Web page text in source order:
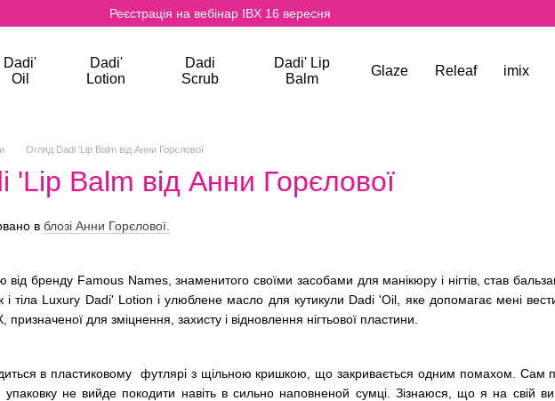
Реєстрація на вебінар IBX 16 вересня
Dadi'
Oil
Dadi'
Lotion
Dadi
Scrub
Dadi' Lip
Balm
Glaze Releaf imix
Огляд Dadi 'Lip Balm від Анни Горєлової
'Lip Balm від Анни Горєлової
в блозі Анни Горєлової.
від бренду Famous Names, знаменитого своїми засобами для манікюру і нігтів, став
і тіла Luxury Dadi' Lotion і улюблене масло для кутикули Dadi 'Oil, яке допомагає мені
призначеної для зміцнення, захисту і відновлення нігтьової пластини.
в пластиковому футлярі з щільною кришкою, що закривається одним помахом. Сам
упаковку не вийде покодити навіть в сильно наповненой сумці. Зізнаюся, що я на свій